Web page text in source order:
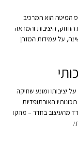
המיטה הוא המרכיב
היציבות והמראה
על עמידות המזרן
יציבותו ומונע שחיקה
האורתופדיות
מהעיצוב בחדר – מהקו